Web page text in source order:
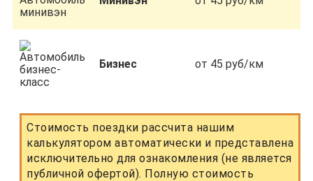
Бизнес от 45 руб/км
Стоимость поездки рассчита нашим
калькулятором автоматически и представлена
исключительно для ознакомления (не является
публичной офертой). Полную стоимость